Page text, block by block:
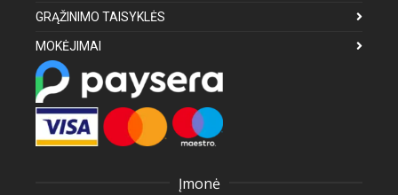
GRĄŽINIMO TAISYKLĖS
MOKĖJIMAI
Įmonė